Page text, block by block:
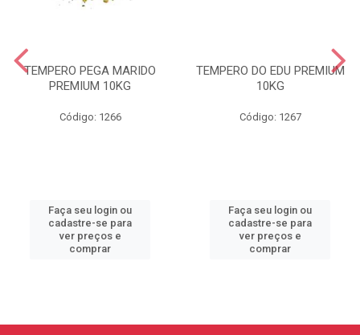
TEMPERO PEGA MARIDO
PREMIUM 10KG
Código: 1266
Faça seu login ou
cadastre-se para
ver preços e
comprar
TEMPERO DO EDU PREMIUM
10KG
Código: 1267
Faça seu login ou
cadastre-se para
ver preços e
comprar